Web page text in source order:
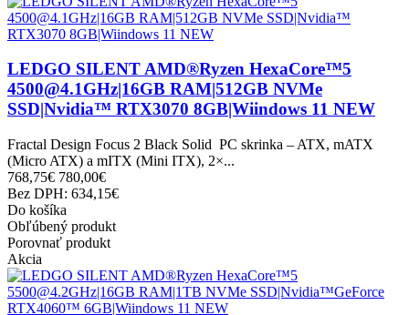
LEDGO SILENT AMD®Ryzen HexaCore™5
4500@4.1GHz|16GB RAM|512GB NVMe
SSD|Nvidia™ RTX3070 8GB|Wiindows 11 NEW
Fractal Design Focus 2 Black Solid PC skrinka – ATX, mATX
(Micro ATX) a mITX (Mini ITX), 2×...
768,75€ 780,00€
Bez DPH: 634,15€
Do košíka
Obľúbený produkt
Porovnať produkt
Akcia